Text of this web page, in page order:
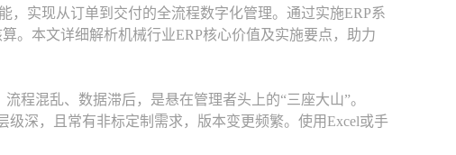
实现从订单到交付的全流程数字化管理。通过实施ERP系
。本文详细解析机械行业ERP核心价值及实施要点，助力
程混乱、数据滞后，是悬在管理者头上的“三座大山”。
深，且常有非标定制需求，版本变更频繁。使用Excel或手